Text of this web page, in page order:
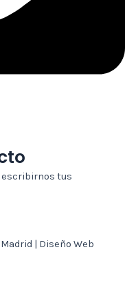
escribirnos tus
| Diseño Web